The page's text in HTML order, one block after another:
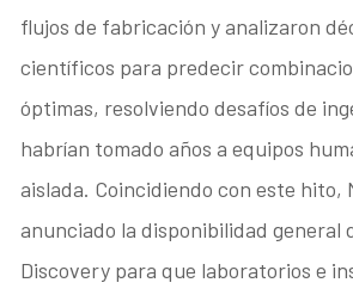
flujos de fabricación y analizaron
científicos para predecir
óptimas, resolviendo desafíos de
habrían tomado años a equipos
aislada. Coincidiendo con este hito,
anunciado la disponibilidad general
Discovery para que laboratorios e